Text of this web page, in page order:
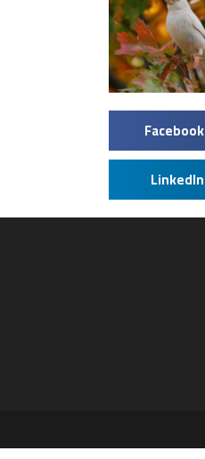
Facebook
LinkedIn